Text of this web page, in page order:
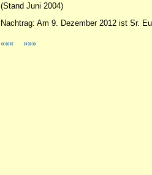
(Stand Juni 2004)
Nachtrag: Am 9. Dezember 2012 ist Sr.
««« »»»